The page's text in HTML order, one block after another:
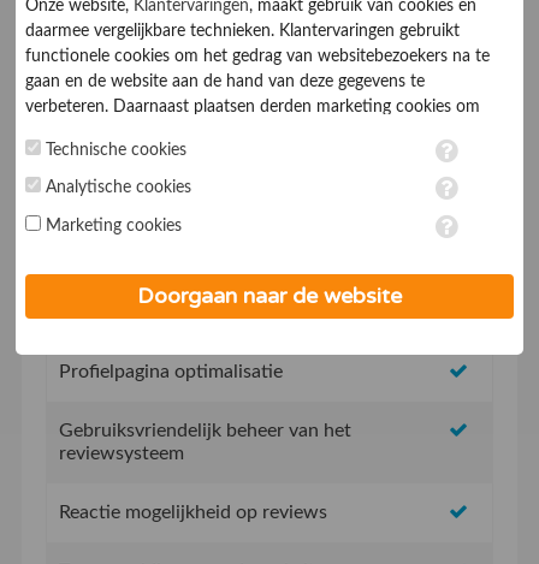
Social Media integratie om uw reviews te delen
Uw eigen review widget voor op de website
Profielpagina optimalisatie
Gebruiksvriendelijk beheer van het
reviewsysteem
Reactie mogelijkheid op reviews
Onze website, Klantervaringen, maakt gebruik van cookies en
daarmee vergelijkbare technieken. Klantervaringen gebruikt
functionele cookies om het gedrag van websitebezoekers na te
gaan en de website aan de hand van deze gegevens te
verbeteren. Daarnaast plaatsen derden marketing cookies om
marketing cookies worden persoonsgegevens verwerkt. Je geeft
toestemming voor deze verwerking wanneer je hieronder een
op ieder moment aanpassen in de
. Lees voor meer
Technische cookies
Analytische cookies
Marketing cookies
Doorgaan naar de website